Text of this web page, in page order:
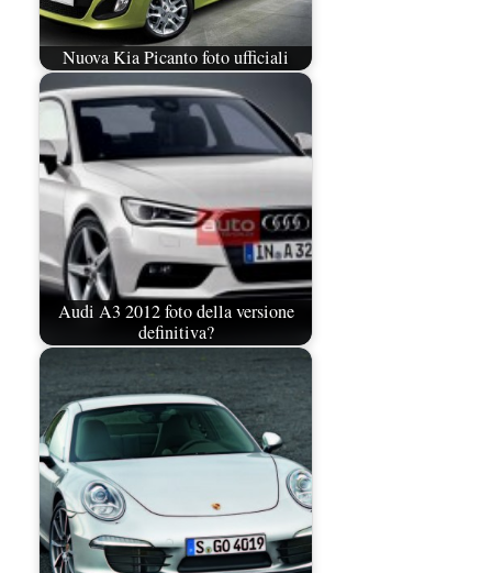
Nuova Kia Picanto foto ufficiali
Audi A3 2012 foto della versione
definitiva?